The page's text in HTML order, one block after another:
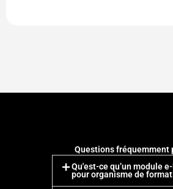
Questions fréquemment
Qu'est-ce qu’un module
pour organisme de